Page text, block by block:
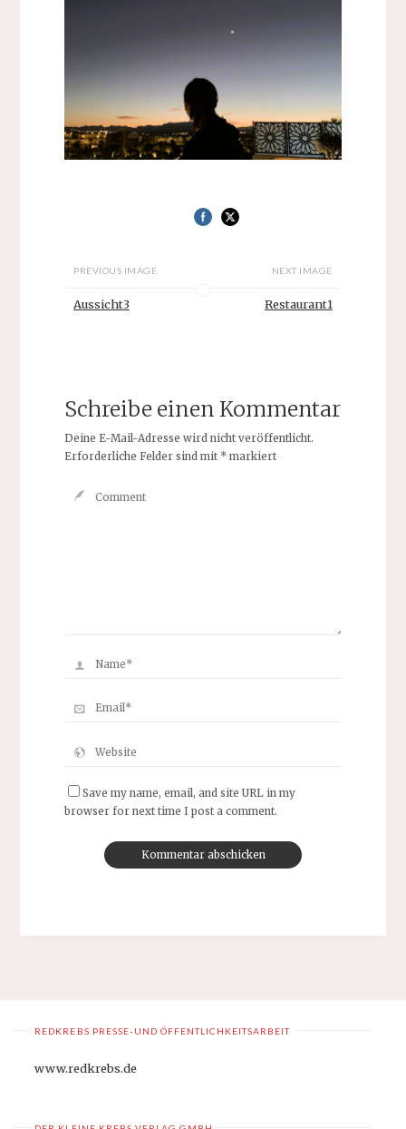
PREVIOUS IMAGE
Aussicht3
NEXT IMAGE
Restaurant1
Schreibe einen Kommentar
Deine E-Mail-Adresse wird nicht veröffentlicht.
Erforderliche Felder sind mit *markiert
Save my name, email, and site URL in my
browser for next time I post a comment.
REDKREBS PRESSE-UND ÖFFENTLICHKEITSARBEIT
www.redkrebs.de